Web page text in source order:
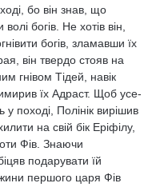
бо він знав, що
богів. Не хотів він,
богів, зламавши їх
він твердо стояв на
гнівом Тідей, навік
їх Адраст. Щоб усе-
поході, Полінік вирішив
на свій бік Еріфілу,
Фів. Знаючи
подарувати їй
першого царя Фів